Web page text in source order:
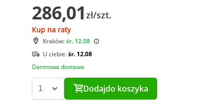
286,01 zł/szt.
Kup na raty
Kraków:śr. 12.08
U ciebie:śr. 12.08
Darmowa dostawa
Dodajdo koszyka